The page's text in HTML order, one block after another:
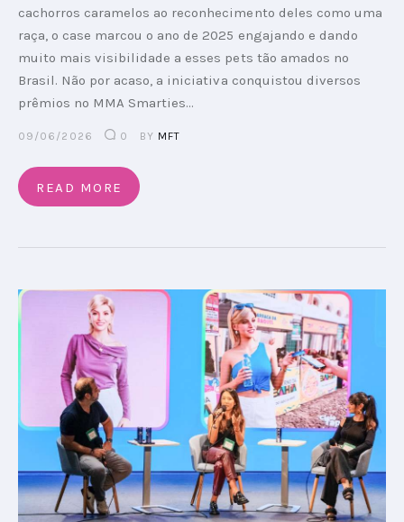
cachorros caramelos ao reconhecimento deles como uma
raça, o case marcou o ano de 2025 engajando e dando
muito mais visibilidade a esses pets tão amados no
Brasil. Não por acaso, a iniciativa conquistou diversos
prêmios no MMA Smarties…
09/06/2026 0 BY MFT
READ MORE